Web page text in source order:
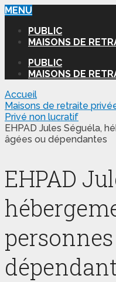
MENU
PUBLIC
MAISONS DE
PUBLIC
MAISONS DE
Accueil
Maisons de retraite
Privé non lucratif
EHPAD Jules Séguéla,
âgées ou dépendantes
EHPAD